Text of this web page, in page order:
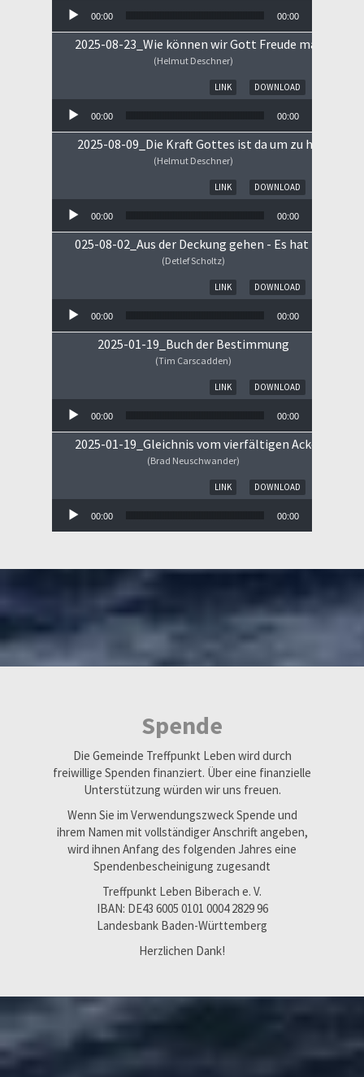
00:00 00:00
2025-08-23_Wie können wir Gott Freude machen
(Helmut Deschner)
DOWNLOAD
LINK
00:00 00:00
2025-08-09_Die Kraft Gottes ist da um zu heilen!
(Helmut Deschner)
DOWNLOAD
LINK
00:00 00:00
025-08-02_Aus der Deckung gehen - Es hat
(Detlef Scholtz)
DOWNLOAD
LINK
00:00 00:00
2025-01-19_Buch der Bestimmung
(Tim Carscadden)
DOWNLOAD
LINK
00:00 00:00
2025-01-19_Gleichnis vom vierfältigen Ackerboden
(Brad Neuschwander)
DOWNLOAD
LINK
00:00 00:00
Spende
Die Gemeinde Treffpunkt Leben wird durch
freiwillige Spenden finanziert. Über eine finanzielle
Unterstützung würden wir uns freuen.
Wenn Sie im Verwendungszweck Spende und
ihrem Namen mit vollständiger Anschrift angeben,
wird ihnen Anfang des folgenden Jahres eine
Spendenbescheinigung zugesandt
Treffpunkt Leben Biberach e. V.
IBAN: DE43 6005 0101 0004 2829 96
Landesbank Baden-Württemberg
Herzlichen Dank!